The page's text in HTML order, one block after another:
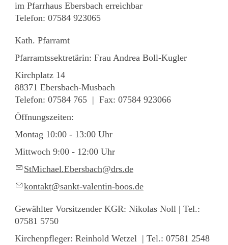
im Pfarrhaus Ebersbach erreichbar
Telefon: 07584 923065
Kath. Pfarramt
Pfarramtssektretärin: Frau Andrea Boll-Kugler
Kirchplatz 14
88371 Ebersbach-Musbach
Telefon: 07584 765 | Fax: 07584 923066
Öffnungszeiten:
Montag 10:00 - 13:00 Uhr
Mittwoch 9:00 - 12:00 Uhr
StM ch l Eb rsb ch drs d
k nt kt s nkt-v l nt n-b s d
Gewählter Vorsitzender KGR: Nikolas Noll | Tel.:
07581 5750
Kirchenpfleger: Reinhold Wetzel | Tel.: 07581 2548